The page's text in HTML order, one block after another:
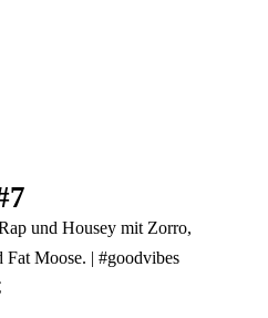
und Housey mit Zorro,
Fat Moose. | #goodvibes